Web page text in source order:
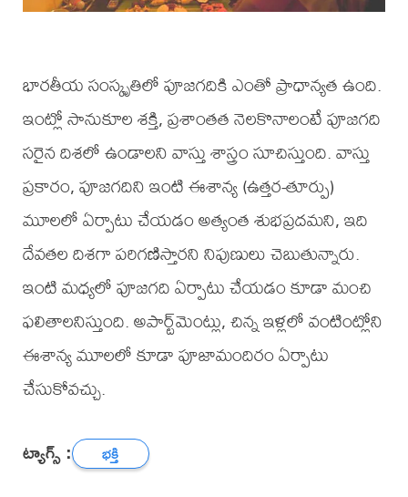
భారతీయ సంస్కృతిలో పూజగదికి ఎంతో ప్రాధాన్యత ఉంది.
ఇంట్లో సానుకూల శక్తి, ప్రశాంతత నెలకొనాలంటే పూజగది
సరైన దిశలో ఉండాలని వాస్తు శాస్త్రం సూచిస్తుంది. వాస్తు
ప్రకారం, పూజగదిని ఇంటి ఈశాన్య (ఉత్తర-తూర్పు)
మూలలో ఏర్పాటు చేయడం అత్యంత శుభప్రదమని, ఇది
దేవతల దిశగా పరిగణిస్తారని నిపుణులు చెబుతున్నారు.
ఇంటి మధ్యలో పూజగది ఏర్పాటు చేయడం కూడా మంచి
ఫలితాలనిస్తుంది. అపార్ట్‌మెంట్లు, చిన్న ఇళ్లలో వంటింట్లోని
ఈశాన్య మూలలో కూడా పూజామందిరం ఏర్పాటు
చేసుకోవచ్చు.
ట్యాగ్స్ : భక్తి